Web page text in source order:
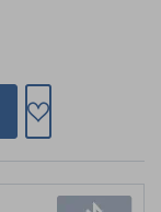
Zum